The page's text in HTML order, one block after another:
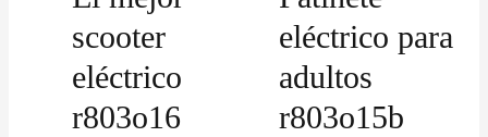
scooter
eléctrico
r803o16
eléctrico para
adultos
r803o15b